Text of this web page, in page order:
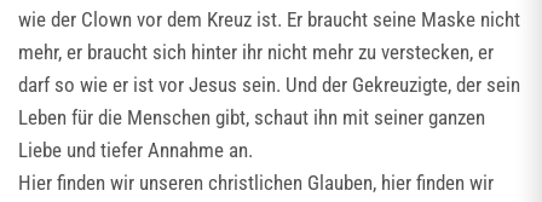
wie der Clown vor dem Kreuz ist. Er braucht seine Maske nicht
mehr, er braucht sich hinter ihr nicht mehr zu verstecken, er
darf so wie er ist vor Jesus sein. Und der Gekreuzigte, der sein
Leben für die Menschen gibt, schaut ihn mit seiner ganzen
Liebe und tiefer Annahme an.
Hier finden wir unseren christlichen Glauben, hier finden wir